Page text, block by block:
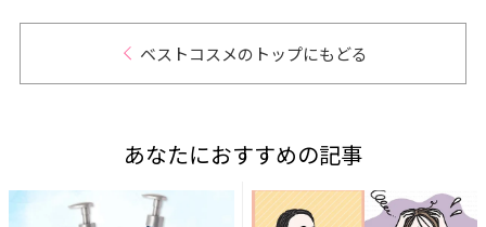
ベストコスメのトップにもどる
あなたにおすすめの記事